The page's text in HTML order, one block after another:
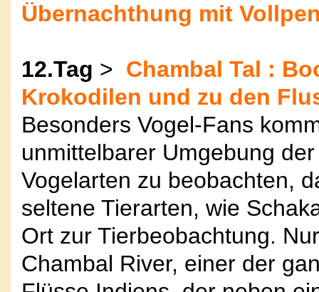
Übernachthung mit
12.Tag > Chambal Tal :
Krokodilen und zu den
Besonders Vogel-Fans
unmittelbarer Umgebung
Vogelarten zu beobachten,
seltene Tierarten, wie
Ort zur Tierbeobachtung.
Chambal River, einer der